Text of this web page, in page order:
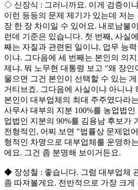
◇ 신장식 : 그러니까요. 이게 검증이
이런 등등의 문제 제기가 있는데 저는
장 한 장 차이일 수 있어요. 내로남불
런데 기준은 있습니다. 첫 번째, 사실
째는 자질과 관련된 일이냐, 업무 능
이냐. 그다음에 세 번째는 본인의 의
제냐. 뭐 노무현 대통령 보고 "왜 장인
물으면 그건 본인이 선택할 수 있는
거티브죠. 그다음에 사실이냐 아니냐
본인이 대부업체의 최대 주주였다라
사무사 대부의 지분 100%를 농업법
업법인 지분의 90%를 김용남 후보가
전형적인, 어찌 보면 "법률상 문제없
형적인 차명으로 대부업체를 운영하
에요. 그건 좀 분명해 보이거든요.
◆ 장성철 : 좋습니다. 그럼 대부업체
좀 따져볼게요. 전반적으로 가장 크게